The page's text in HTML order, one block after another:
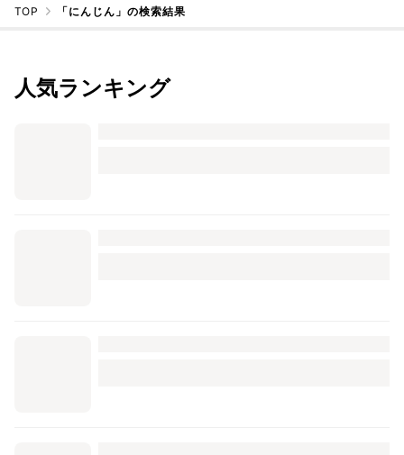
TOP 「にんじん」の検索結果
人気ランキング